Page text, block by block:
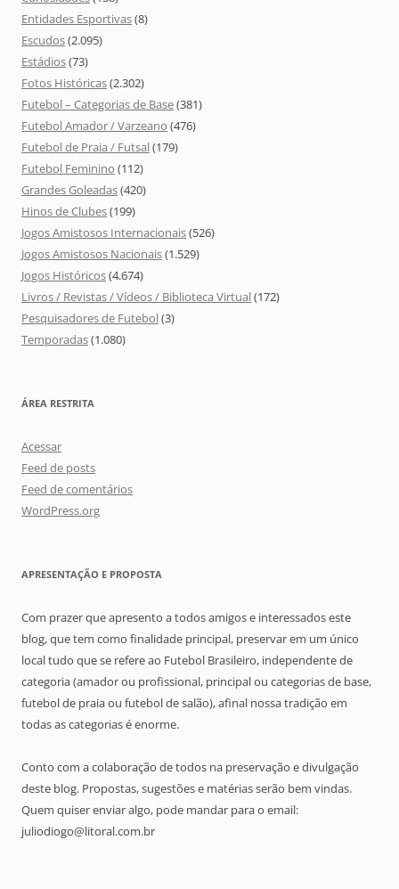
Entidades Esportivas(8)
Escudos(2.095)
Estádios(73)
Fotos Históricas(2.302)
Futebol – Categorias de Base(381)
Futebol Amador / Varzeano (476)
Futebol de Praia / Futsal(179)
Futebol Feminino (112)
Grandes Goleadas(420)
Hinos de Clubes(199)
Jogos Amistosos Internacionais(526)
Jogos Amistosos Nacionais(1.529)
Jogos Históricos(4.674)
Livros / Revistas / Vídeos / Biblioteca Virtual(172)
Pesquisadores de Futebol(3)
Temporadas(1.080)
ÁREA RESTRITA
Acessar
Feed de posts
Feed de comentários
WordPress.org
APRESENTAÇÃO E PROPOSTA
Com prazer que apresento a todos amigos e interessados este
blog, que tem como finalidade principal, preservar em um único
local tudo que se refere ao Futebol Brasileiro, independente de
categoria (amador ou profissional, principal ou categorias de base,
futebol de praia ou futebol de salão), afinal nossa tradição em
todas as categorias é enorme.
Conto com a colaboração de todos na preservação e divulgação
deste blog. Propostas, sugestões e matérias serão bem vindas.
Quem quiser enviar algo, pode mandar para o email:
juliodiogo@litoral.com.br